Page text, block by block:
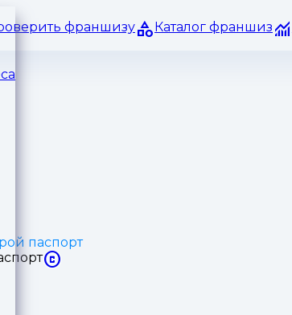
франшизу Каталог франшиз
паспорт